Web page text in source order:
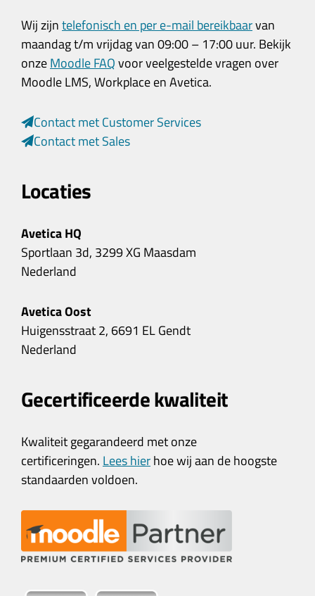
Wij zijntelefonisch en per e-mail bereikbaarvan
maandag t/m vrijdag van 09:00 – 17:00 uur. Bekijk
onzeMoodle FAQvoor veelgestelde vragen over
Moodle LMS, Workplace en Avetica.
Contact met Customer Services
Contact met Sales
Locaties
Avetica HQ
Sportlaan 3d, 3299 XG Maasdam
Nederland
Avetica Oost
Huigensstraat 2, 6691 EL Gendt
Nederland
Gecertificeerde kwaliteit
Kwaliteit gegarandeerd met onze
certificeringen. Lees hierhoe wij aan de hoogste
standaarden voldoen.